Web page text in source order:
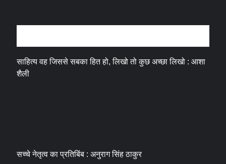
साहित्य वह जिससे सबका हित हो, लिखो तो कुछ अच्छा लिखो : आशा
शैली
सच्चे नेतृत्व का प्रतिबिंब : अनुराग सिंह ठाकुर